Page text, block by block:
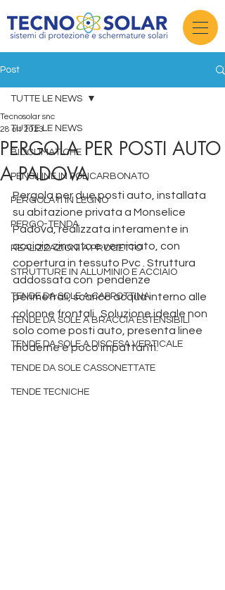
Post
TUTTE LE NEWS
BIOCLIMATICHE
PENSILINE IN POLICARBONATO
PERGOLATI IN LEGNO
PERGO-TENDA
REALIZZAZIONI A PROGETTO
STRUTTURE IN ALLUMINIO E ACCIAIO
TENDE DA SOLE A CAPPOTTINA
TENDE DA SOLE A BRACCIA ESTENSIBILI
TENDE DA SOLE A DISCESA VERTICALE
TENDE DA SOLE CASSONETTATE
TENDE TECNICHE
TUTTE LE NEWS
PERGOLA PER POSTI AUTO
A PADOVA
Tecnosolar snc
28 ott 2023
Pergola per due posti auto, installata
su abitazione privata a Monselice
Padova, realizzata interamente in
acciaio zincato e verniciato, con
copertura in tessuto Pvc . Struttura
addossata con  pendenze
perimetrali, scarico acqua interno alle
colonne frontali.  Soluzione ideale non
solo come posti auto, presenta linee
moderne e poco impattanti.
Produzione pergole Padova